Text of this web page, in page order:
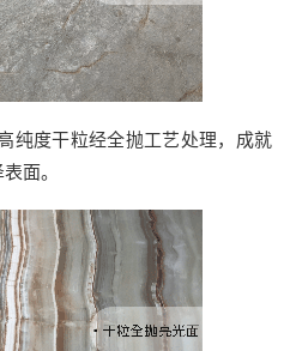
纯度干粒经全抛工艺处理，成就
面。